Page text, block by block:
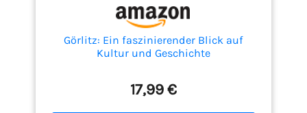
Görlitz: Ein faszinierender Blick auf
Kultur und Geschichte
17,99 €